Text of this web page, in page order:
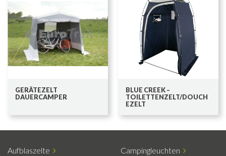
GERÄTEZELT
DAUERCAMPER
BLUE CREEK –
TOILETTENZELT/DOUCH
EZELT
Aufblaszelte Campingleuchten